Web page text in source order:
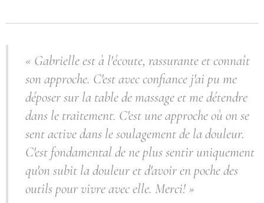
« Gabrielle est à l'écoute, rassurante et connaît
son approche. C'est avec confiance j'ai pu me
déposer sur la table de massage et me détendre
dans le traitement. C'est une approche où on se
sent active dans le soulagement de la douleur.
C'est fondamental de ne plus sentir uniquement
qu'on subit la douleur et d'avoir en poche des
outils pour vivre avec elle. Merci! »